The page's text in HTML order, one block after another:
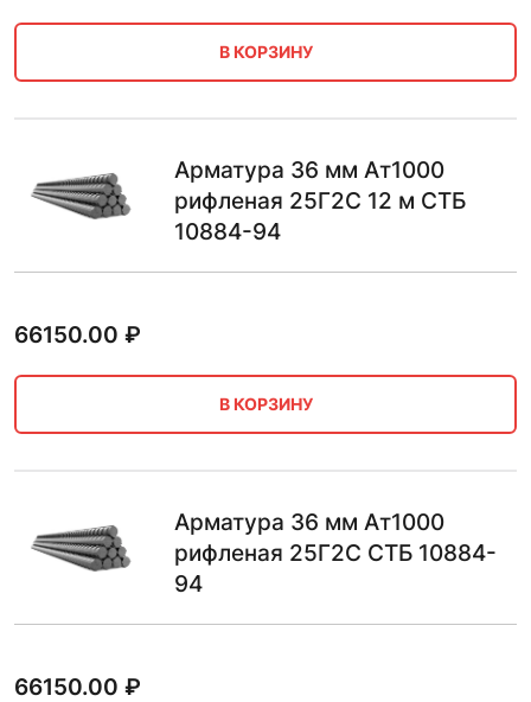
В КОРЗИНУ
Арматура 36 мм Ат1000
рифленая 25Г2С 12 м СТБ
10884-94
66150.00 ₽
В КОРЗИНУ
Арматура 36 мм Ат1000
рифленая 25Г2С СТБ 10884-
94
66150.00 ₽